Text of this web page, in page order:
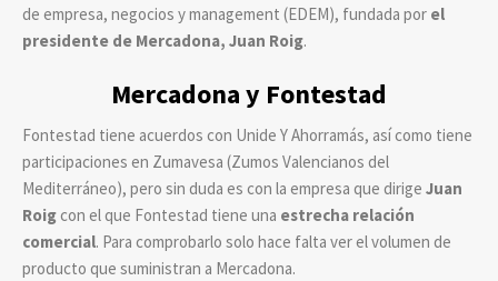
de empresa, negocios y management (EDEM), fundada por el
presidente de Mercadona, Juan Roig.
Mercadona y Fontestad
Fontestad tiene acuerdos con Unide Y Ahorramás, así como tiene
participaciones en Zumavesa (Zumos Valencianos del
Mediterráneo), pero sin duda es con la empresa que dirige Juan
Roigcon el que Fontestad tiene una estrecha relación
comercial. Para comprobarlo solo hace falta ver el volumen de
producto que suministran a Mercadona.